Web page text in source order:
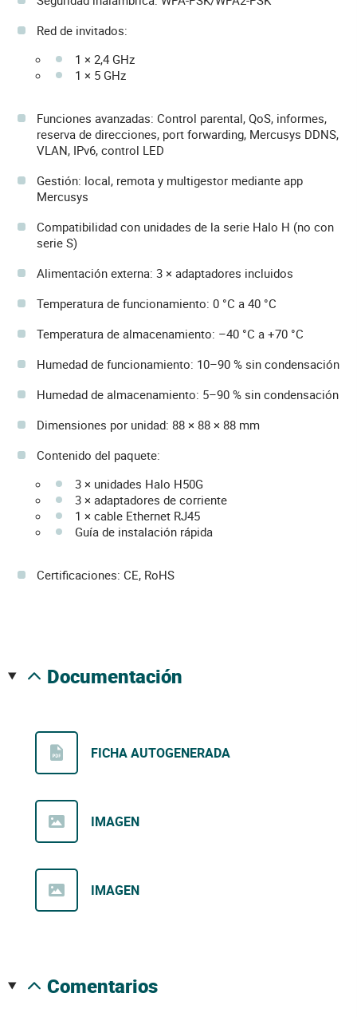
Red de invitados:
1 × 2,4 GHz
1 × 5 GHz
Funciones avanzadas: Control parental, QoS, informes,
reserva de direcciones, port forwarding, Mercusys DDNS,
VLAN, IPv6, control LED
Gestión: local, remota y multigestor mediante app
Mercusys
Compatibilidad con unidades de la serie Halo H (no con
serie S)
Alimentación externa: 3 × adaptadores incluidos
Temperatura de funcionamiento: 0 °C a 40 °C
Temperatura de almacenamiento: –40 °C a +70 °C
Humedad de funcionamiento: 10–90 % sin condensación
Humedad de almacenamiento: 5–90 % sin condensación
Dimensiones por unidad: 88 × 88 × 88 mm
Contenido del paquete:
3 × unidades Halo H50G
3 × adaptadores de corriente
1 × cable Ethernet RJ45
Guía de instalación rápida
Certificaciones: CE, RoHS
documentación
FICHA AUTOGENERADA
IMAGEN
IMAGEN
comentarios